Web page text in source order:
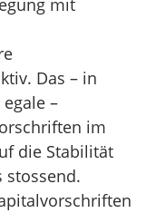
mit
Das – in
–
im
die Stabilität
stossend.